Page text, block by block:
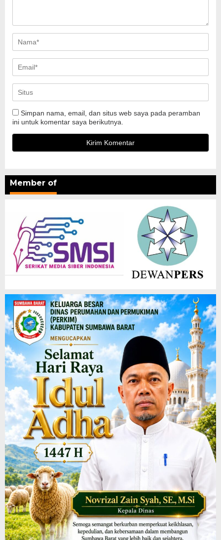
Simpan nama, email, dan situs web saya pada peramban
ini untuk komentar saya berikutnya.
Member of